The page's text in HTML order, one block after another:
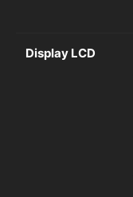
Display LCD